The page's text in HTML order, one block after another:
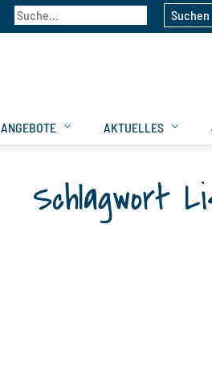
Suchen
ANGEBOTE AKTUELLES
Schlagwort